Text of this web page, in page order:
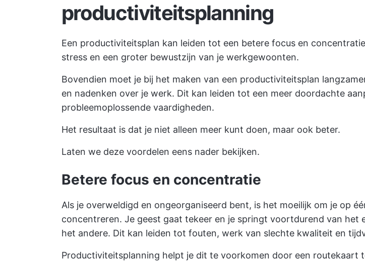
productiviteitsplanning
Een productiviteitsplan kan leiden tot een betere focus en
stress en een groter bewustzijn van je werkgewoonten.
Bovendien moet je bij het maken van een productiviteitsplan
en nadenken over je werk. Dit kan leiden tot een meer doordachte
probleemoplossende vaardigheden.
Het resultaat is dat je niet alleen meer kunt doen, maar ook beter.
Laten we deze voordelen eens nader bekijken.
Betere focus en concentratie
Als je overweldigd en ongeorganiseerd bent, is het moeilijk om je op
concentreren. Je geest gaat tekeer en je springt voortdurend van het
het andere. Dit kan leiden tot fouten, werk van slechte kwaliteit en
Productiviteitsplanning helpt je dit te voorkomen door een routekaart